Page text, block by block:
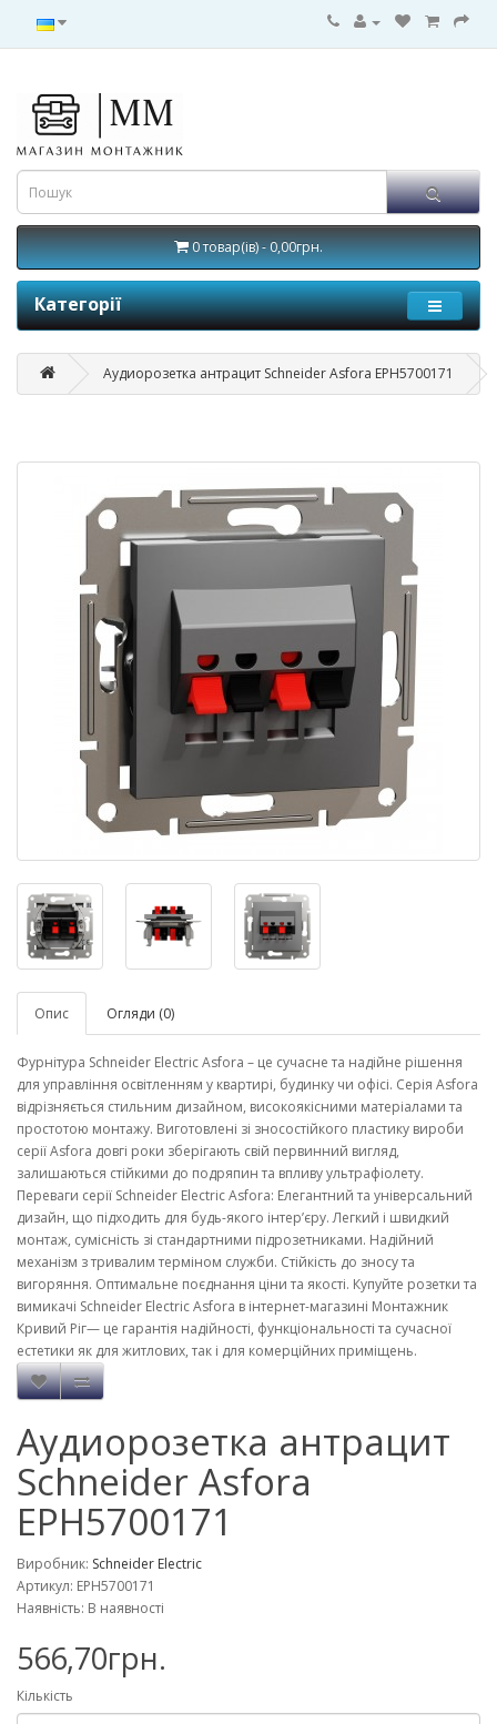
0 товар(ів) - 0,00грн.
Категорії
Аудиорозетка антрацит Schneider Asfora EPH5700171
Опис Огляди (0)
Фурнітура Schneider Electric Asfora – це сучасне та надійне рішення
для управління освітленням у квартирі, будинку чи офісі. Серія Asfora
відрізняється стильним дизайном, високоякісними матеріалами та
простотою монтажу. Виготовлені зі зносостійкого пластику вироби
серії Asfora довгі роки зберігають свій первинний вигляд,
залишаються стійкими до подряпин та впливу ультрафіолету.
Переваги серії Schneider Electric Asfora: Елегантний та універсальний
дизайн, що підходить для будь-якого інтер’єру. Легкий і швидкий
монтаж, сумісність зі стандартними підрозетниками. Надійний
механізм з тривалим терміном служби. Стійкість до зносу та
вигоряння. Оптимальне поєднання ціни та якості. Купуйте розетки та
вимикачі Schneider Electric Asfora в інтернет-магазині Монтажник
Кривий Ріг— це гарантія надійності, функціональності та сучасної
естетики як для житлових, так і для комерційних приміщень.
Аудиорозетка антрацит
Schneider Asfora
EPH5700171
Виробник: Schneider Electric
Артикул: EPH5700171
Наявність: В наявності
566,70грн.
Кількість